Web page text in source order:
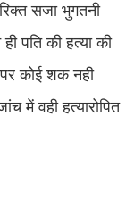
सजा भुगतनी
पति की हत्या की
कोई शक नही
में वही हत्यारोपित